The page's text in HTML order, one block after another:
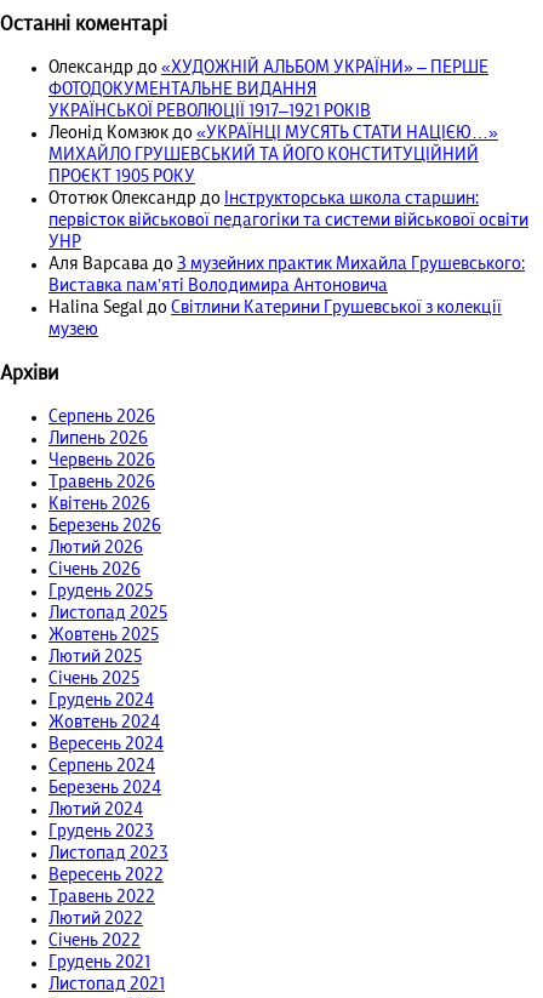
Останні коментарі
Олександр до «ХУДОЖНІЙ АЛЬБОМ УКРАЇНИ» – ПЕРШЕ
ФОТОДОКУМЕНТАЛЬНЕ ВИДАННЯ
УКРАЇНСЬКОЇ РЕВОЛЮЦІЇ 1917‒1921 РОКІВ
Леонід Комзюк до «УКРАЇНЦІ МУСЯТЬ СТАТИ НАЦІЄЮ…»
МИХАЙЛО ГРУШЕВСЬКИЙ ТА ЙОГО КОНСТИТУЦІЙНИЙ
ПРОЄКТ 1905 РОКУ
Ототюк Олександр до Інструкторська школа старшин:
первісток військової педагогіки та системи військової освіти
УНР
Аля Варсава до З музейних практик Михайла Грушевського:
Виставка пам’яті Володимира Антоновича
Halina Segal до Світлини Катерини Грушевської з колекції
музею
Архіви
Серпень 2026
Липень 2026
Червень 2026
Травень 2026
Квітень 2026
Березень 2026
Лютий 2026
Січень 2026
Грудень 2025
Листопад 2025
Жовтень 2025
Лютий 2025
Січень 2025
Грудень 2024
Жовтень 2024
Вересень 2024
Серпень 2024
Березень 2024
Лютий 2024
Грудень 2023
Листопад 2023
Вересень 2022
Травень 2022
Лютий 2022
Січень 2022
Грудень 2021
Листопад 2021